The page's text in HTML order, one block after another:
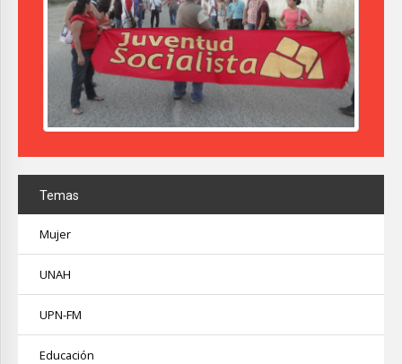
Temas
Mujer
UNAH
UPN-FM
Educación